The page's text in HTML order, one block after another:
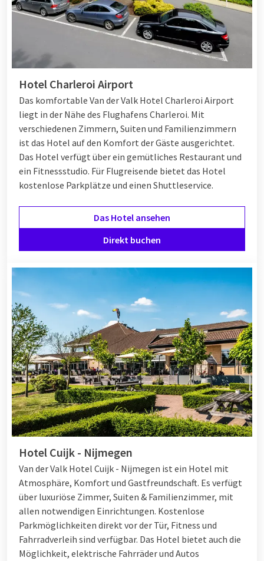
Hotel Charleroi Airport
Das komfortable Van der Valk Hotel Charleroi Airport
liegt in der Nähe des Flughafens Charleroi. Mit
verschiedenen Zimmern, Suiten und Familienzimmern
ist das Hotel auf den Komfort der Gäste ausgerichtet.
Das Hotel verfügt über ein gemütliches Restaurant und
ein Fitnessstudio. Für Flugreisende bietet das Hotel
kostenlose Parkplätze und einen Shuttleservice.
Das Hotel ansehen
Direkt buchen
Hotel Cuijk - Nijmegen
Van der Valk Hotel Cuijk - Nijmegen ist ein Hotel mit
Atmosphäre, Komfort und Gastfreundschaft. Es verfügt
über luxuriöse Zimmer, Suiten & Familienzimmer, mit
allen notwendigen Einrichtungen. Kostenlose
Parkmöglichkeiten direkt vor der Tür, Fitness und
Fahrradverleih sind verfügbar. Das Hotel bietet auch die
Möglichkeit, elektrische Fahrräder und Autos